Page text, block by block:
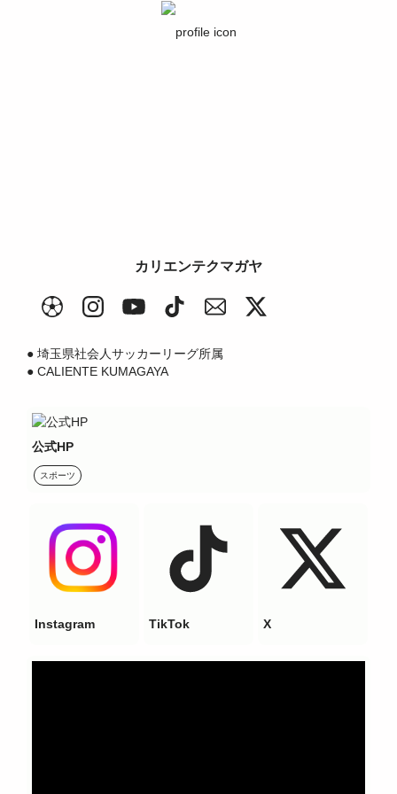
カリエンテクマガヤ
● 埼玉県社会人サッカーリーグ所属
● CALIENTE KUMAGAYA
公式HP
スポーツ
Instagram TikTok X